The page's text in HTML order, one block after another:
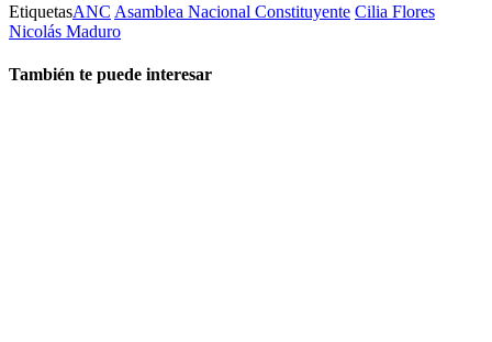
EtiquetasANC Asamblea Nacional Constituyente Cilia Flores
Nicolás Maduro
También te puede interesar